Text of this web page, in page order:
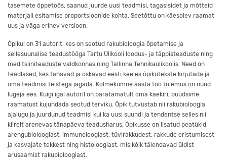
tasemete õppetöös, saanud juurde uusi teadmisi, tagasisidet ja mõtteid
materjali esitamise proportsioonide kohta. Seetõttu on käesolev raamat
uus ja väga erinev versioon.
Õpikul on 31 autorit, kes on seotud rakubioloogia õpetamise ja
sellesuunalise teadustööga Tartu Ülikooli loodus- ja täppisteaduste ning
meditsiiniteaduste valdkonnas ning Tallinna Tehnikaülikoolis. Need on
teadlased, kes tahavad ja oskavad eesti keeles õpikutekste kirjutada ja
oma teadmisi teistega jagada. Kolmekümne aasta töö tulemus on nüüd
lugeja ees. Kuigi igal autoril on paratamatult oma käekiri, püüdsime
raamatust kujundada seotud terviku. Õpik tutvustab nii rakubioloogia
ajalugu ja juurdunud teadmisi kui ka uusi suundi ja tendentse selles nii
kiirelt arenevas tänapäeva teadusharus. Õpikusse on lisatud peatükid
arengubioloogiast, immunoloogiast, tüvirakkudest, rakkude eristumisest
ja kasvajate tekkest ning histoloogiast, mis kõik täiendavad üldist
arusaamist rakubioloogiast.